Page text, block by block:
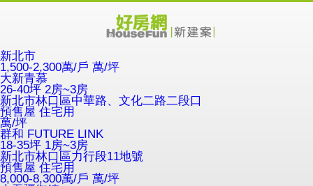
新北市
1,500-2,300萬/戶 萬/坪
大新青慕
26-40坪 2房~3房
新北市林口區中華路、文化二路二段口
預售屋 住宅用
萬/坪
群和 FUTURE LINK
18-35坪 1房~3房
新北市林口區力行段11地號
預售屋 住宅用
8,000-8,300萬/戶 萬/坪